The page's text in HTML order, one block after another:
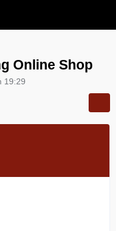
Online Shop
19:29